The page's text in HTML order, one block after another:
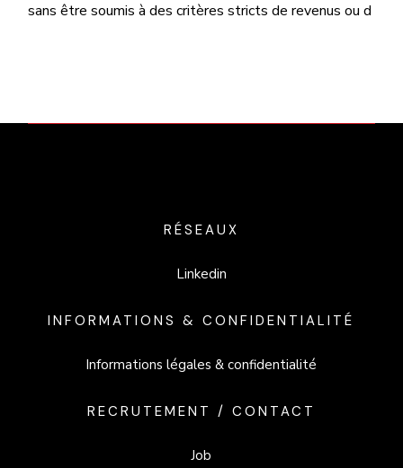
sans être soumis à des critères stricts de revenus ou d
RÉSEAUX
Linkedin
INFORMATIONS & CONFIDENTIALITÉ
Informations légales & confidentialité
RECRUTEMENT / CONTACT
Job